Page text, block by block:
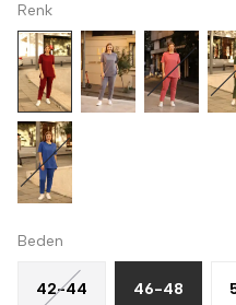
Renk
Beden
42-44 46-48